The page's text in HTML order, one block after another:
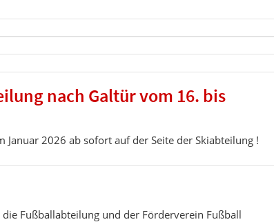
nach Galtür vom 16. bis
2026 ab sofort auf der Seite der Skiabteilung !
Fußballabteilung und der Förderverein Fußball